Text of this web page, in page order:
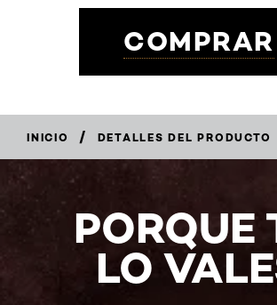
COMPRAR
INICIO / DETALLES DEL PRODUCTO
PORQUE
LO